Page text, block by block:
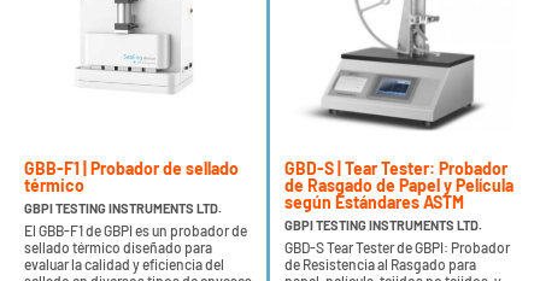
GBB-F1 | Probador de sellado
térmico
GBPI TESTING INSTRUMENTS LTD.
El GBB-F1 de GBPI es un probador de
sellado térmico diseñado para
evaluar la calidad y eficiencia del
GBD-S | Tear Tester: Probador
de Rasgado de Papel y Película
según Estándares ASTM
GBPI TESTING INSTRUMENTS LTD.
GBD-S Tear Tester de GBPI: Probador
de Resistencia al Rasgado para